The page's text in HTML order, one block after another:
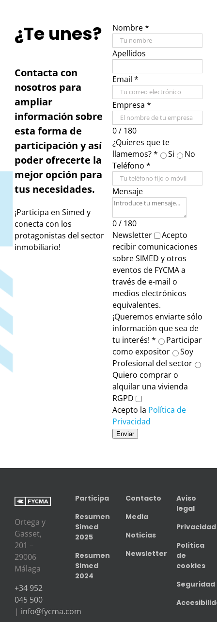
¿Te unes?
Contacta con
nosotros para
ampliar
información sobre
esta forma de
participación y así
poder ofrecerte la
mejor opción para
tus necesidades.
¡Participa en Simed y
conecta con los
protagonistas del sector
inmobiliario!
Nombre*
Apellidos
Email *
Empresa *
0 / 180
¿Quieres que te
llamemos?* Si
No
Teléfono *
Mensaje
0 / 180
Newsletter
Acepto
recibir comunicaciones
sobre SIMED y otros
eventos de FYCMA a
través de e-mail o
medios electrónicos
equivalentes.
¡Queremos enviarte sólo
información que sea de
tu interés! *
Participar
como expositor
Soy
Profesional del sector
Quiero comprar o
alquilar una vivienda
RGPD
Acepto la Política de
Privacidad
Enviar
Ortega y
Gasset,
201 –
29006
Málaga
+34 952
045 500
| info@fycma.com
Participa
Resumen
Simed
2025
Resumen
Simed
2024
Contacto
Media
Noticias
Newsletter
Aviso
legal
Privacidad
Política
de
cookies
Seguridad